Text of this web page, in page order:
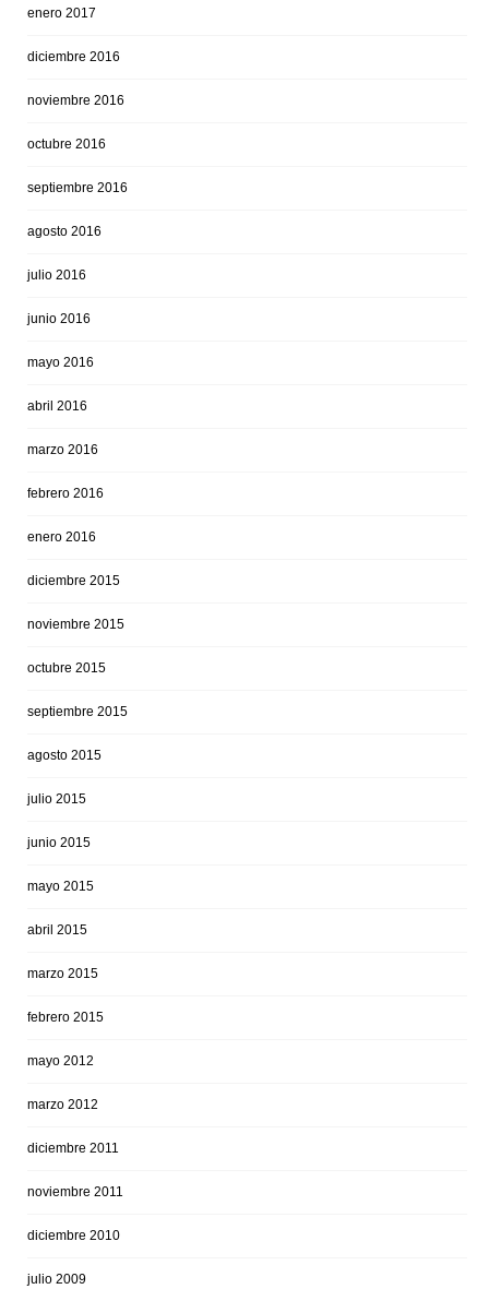
enero 2017
diciembre 2016
noviembre 2016
octubre 2016
septiembre 2016
agosto 2016
julio 2016
junio 2016
mayo 2016
abril 2016
marzo 2016
febrero 2016
enero 2016
diciembre 2015
noviembre 2015
octubre 2015
septiembre 2015
agosto 2015
julio 2015
junio 2015
mayo 2015
abril 2015
marzo 2015
febrero 2015
mayo 2012
marzo 2012
diciembre 2011
noviembre 2011
diciembre 2010
julio 2009